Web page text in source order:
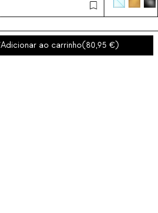
Adicionar ao carrinho(80,95 )